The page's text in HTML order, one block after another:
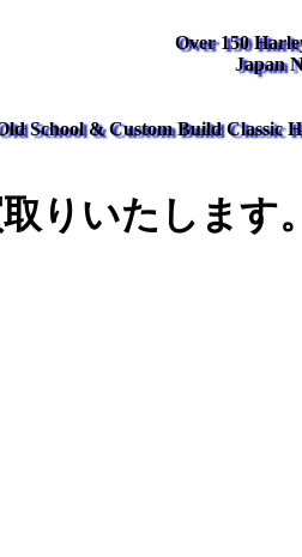
Over 150
Japan
School & Custom Build Classic
りいたします